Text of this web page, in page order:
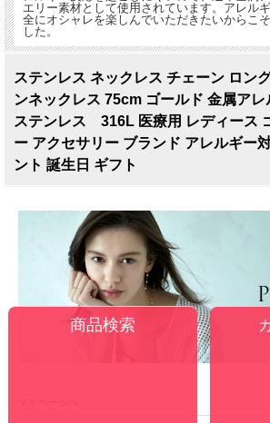
エリー素材として使用されています。アレル
全にオシャレを楽しんでいただきたいからこ
した。
ステンレス ネックレス チェーン ロン
ンネックレス 75cm ゴールド 金属ア
ステンレス 316L 医療用 レディース
ー アクセサリー ブランド アレルギー
ント 誕生日 ギフト